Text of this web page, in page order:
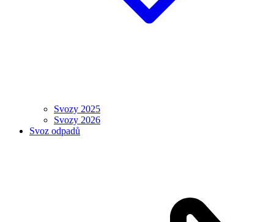
Svozy 2025
Svozy 2026
Svoz odpadů